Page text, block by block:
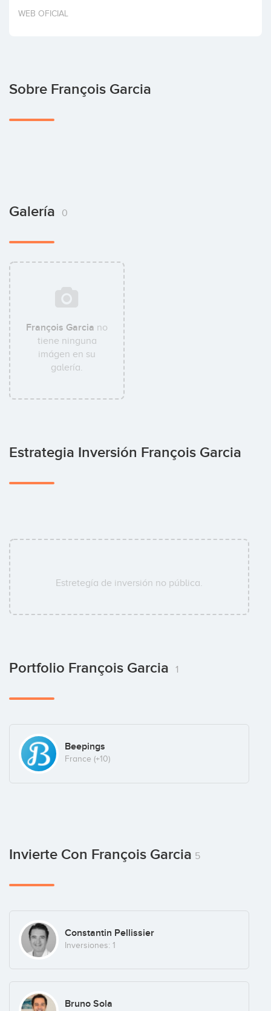
Invertir
WEB OFICIAL
Sobre François Garcia
Galería 0
François Garcia no
tiene ninguna
imágen en su
galería.
Estrategia Inversión François Garcia
Estretegía de inversión no pública.
Portfolio François Garcia 1
Beepings
France (+10)
Invierte Con François Garcia 5
Constantin Pellissier
Inversiones: 1
Bruno Sola